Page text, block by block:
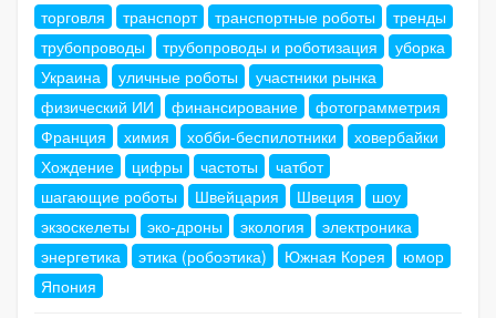
торговля
транспорт транспортные роботы
тренды
трубопроводы
трубопроводы и роботизация
уборка
Украина
уличные роботы
участники рынка
физический ИИ
финансирование
фотограмметрия
Франция
химия хобби-беспилотники
ховербайки
Хождение
цифры частоты
чатбот
шагающие роботы
Швейцария Швеция
шоу
экзоскелеты
эко-дроны экология
электроника
энергетика
этика (робоэтика) Южная Корея
юмор
Япония